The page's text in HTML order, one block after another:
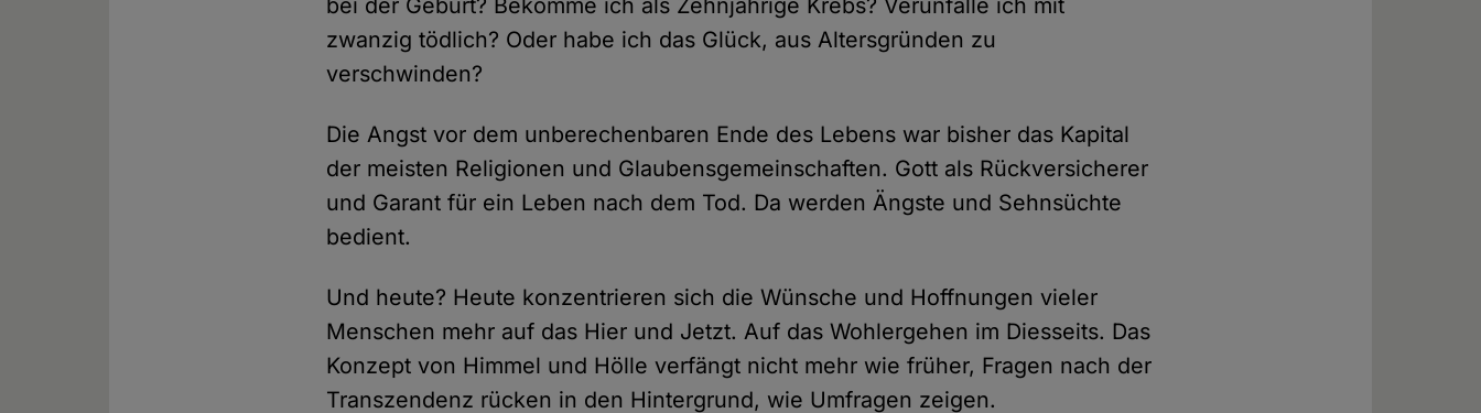
bei der Geburt? Bekomme ich als Zehnjährige Krebs? Verunfalle ich mit
zwanzig tödlich? Oder habe ich das Glück, aus Altersgründen zu
verschwinden?
Die Angst vor dem unberechenbaren Ende des Lebens war bisher das Kapital
der meisten Religionen und Glaubensgemeinschaften. Gott als Rückversicherer
und Garant für ein Leben nach dem Tod. Da werden Ängste und Sehnsüchte
bedient.
Und heute? Heute konzentrieren sich die Wünsche und Hoffnungen vieler
Menschen mehr auf das Hier und Jetzt. Auf das Wohlergehen im Diesseits. Das
Konzept von Himmel und Hölle verfängt nicht mehr wie früher, Fragen nach der
Transzendenz rücken in den Hintergrund, wie Umfragen zeigen.